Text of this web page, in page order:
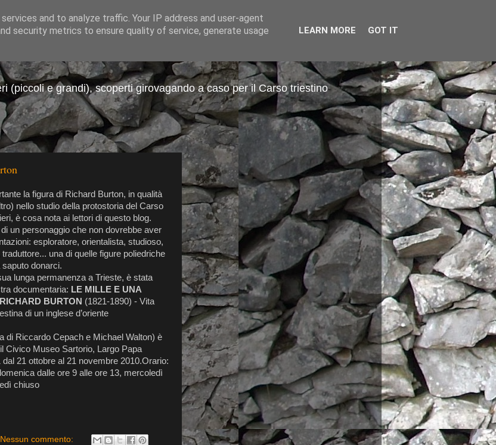
(piccoli e grandi), scoperti girovagando a caso per il Carso triestino
la figura di Richard Burton, in qualità
nello studio della protostoria del Carso
è cosa nota ai lettori di questo blog.
un personaggio che non dovrebbe aver
esploratore, orientalista, studioso,
una di quelle figure poliedriche
donarci.
lunga permanenza a Trieste, è stata
documentaria: LE MILLE E UNA
BURTON (1821-1890) - Vita
di un inglese d’oriente
di Riccardo Cepach e Michael Walton) è
Civico Museo Sartorio, Largo Papa
21 ottobre al 21 novembre 2010.Orario:
dalle ore 9 alle ore 13, mercoledì
chiuso
Nessun commento:
and to analyze traffic. Your IP address and user-agent
security metrics to ensure quality of service, generate usage
LEARN MORE GOT IT